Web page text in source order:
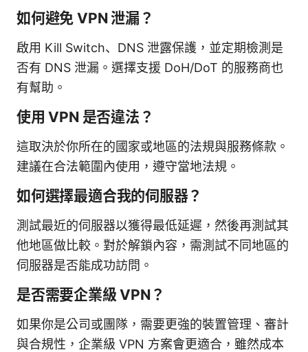
如何避免 VPN 泄漏？
啟用 Kill Switch、DNS 泄露保護，並定期檢測是
否有 DNS 泄漏。選擇支援 DoH/DoT 的服務商也
有幫助。
使用 VPN 是否違法？
這取決於你所在的國家或地區的法規與服務條款。
建議在合法範圍內使用，遵守當地法規。
如何選擇最適合我的伺服器？
測試最近的伺服器以獲得最低延遲，然後再測試其
他地區做比較。對於解鎖內容，需測試不同地區的
伺服器是否能成功訪問。
是否需要企業級 VPN？
如果你是公司或團隊，需要更強的裝置管理、審計
與合規性，企業級 VPN 方案會更適合，雖然成本